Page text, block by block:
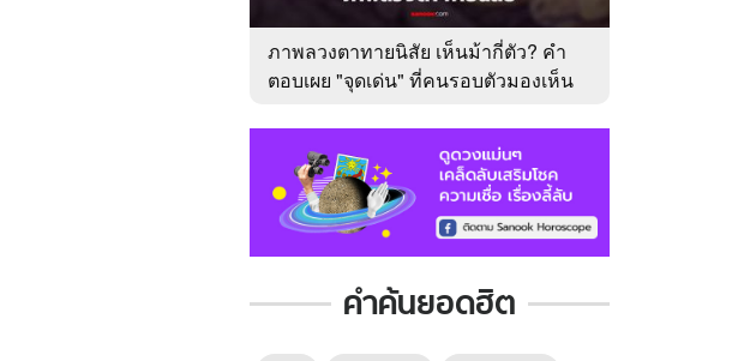
ภาพลวงตาทายนิสัย เห็นม้ากี่ตัว? คำ
ตอบเผย "จุดเด่น" ที่คนรอบตัวมองเห็น
คำค้นยอดฮิต